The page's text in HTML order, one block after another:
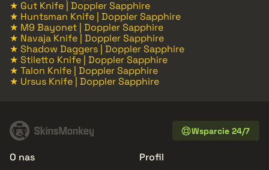
★ Gut Knife | Doppler Sapphire
★ Huntsman Knife | Doppler Sapphire
★ M9 Bayonet | Doppler Sapphire
★ Navaja Knife | Doppler Sapphire
★ Shadow Daggers | Doppler Sapphire
★ Stiletto Knife | Doppler Sapphire
★ Talon Knife | Doppler Sapphire
★ Ursus Knife | Doppler Sapphire
Wsparcie 24/7
O nas
Profil